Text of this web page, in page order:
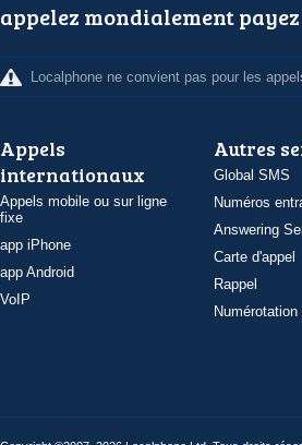
appelez mondialement
Localphone ne convient pas pour les
Appels
internationaux
Appels mobile ou sur ligne
fixe
app iPhone
app Android
VoIP
Autres
Global SMS
Numéros
Answering
Carte d'appel
Rappel